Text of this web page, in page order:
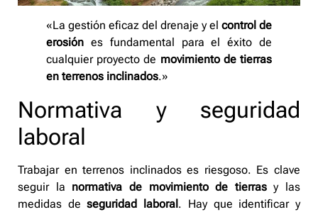
«La gestión eficaz del drenaje y el control de
erosión es fundamental para el éxito de
cualquier proyecto de movimiento de tierras
en terrenos inclinados.»
Normativa y seguridad
laboral
Trabajar en terrenos inclinados es riesgoso. Es clave
seguir la normativa de movimiento de tierrasy las
medidas deseguridad laboral . Hay que identificar y